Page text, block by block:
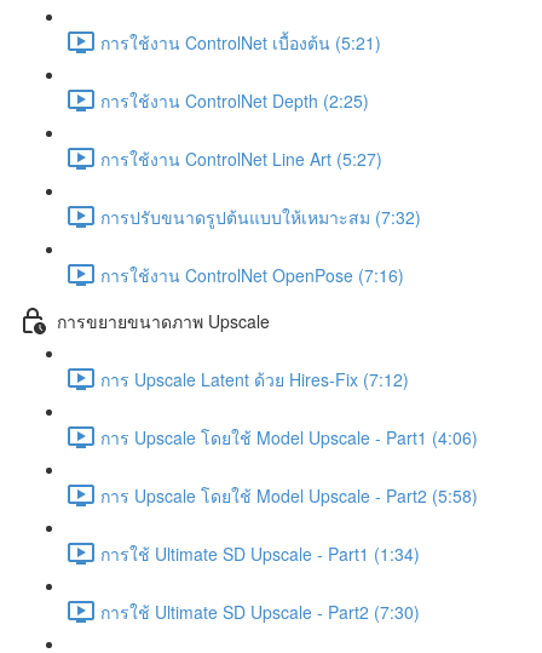
การใช้งาน ControlNet เบื้องต้น (5:21)
การใช้งาน ControlNet Depth (2:25)
การใช้งาน ControlNet Line Art (5:27)
การปรับขนาดรูปต้นแบบให้เหมาะสม (7:32)
การใช้งาน ControlNet OpenPose (7:16)
การขยายขนาดภาพ Upscale
การ Upscale Latent ด้วย Hires-Fix (7:12)
การ Upscale โดยใช้ Model Upscale - Part1 (4:06)
การ Upscale โดยใช้ Model Upscale - Part2 (5:58)
การใช้ Ultimate SD Upscale - Part1 (1:34)
การใช้ Ultimate SD Upscale - Part2 (7:30)